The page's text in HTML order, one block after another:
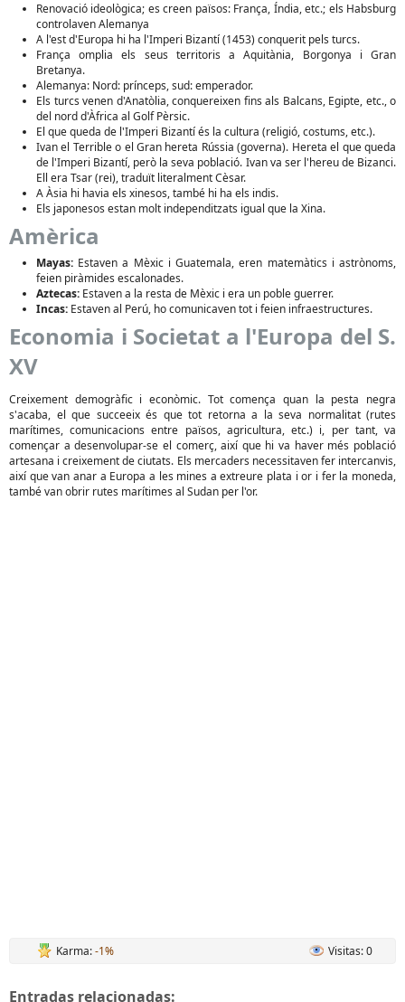
Renovació ideològica; es creen països: França, Índia, etc.; els Habsburg
controlaven Alemanya
A l'est d'Europa hi ha l'Imperi Bizantí (1453) conquerit pels turcs.
França omplia els seus territoris a Aquitània, Borgonya i Gran
Bretanya.
Alemanya: Nord: prínceps, sud: emperador.
Els turcs venen d'Anatòlia, conquereixen fins als Balcans, Egipte, etc., o
del nord d'Àfrica al Golf Pèrsic.
El que queda de l'Imperi Bizantí és la cultura (religió, costums, etc.).
Ivan el Terrible o el Gran hereta Rússia (governa). Hereta el que queda
de l'Imperi Bizantí, però la seva població. Ivan va ser l'hereu de Bizanci.
Ell era Tsar (rei), traduït literalment Cèsar.
A Àsia hi havia els xinesos, també hi ha els indis.
Els japonesos estan molt independitzats igual que la Xina.
Amèrica
Mayas: Estaven a Mèxic i Guatemala, eren matemàtics i astrònoms,
feien piràmides escalonades.
Aztecas: Estaven a la resta de Mèxic i era un poble guerrer.
Incas: Estaven al Perú, ho comunicaven tot i feien infraestructures.
Economia i Societat a l'Europa del S.
XV
Creixement demogràfic i econòmic. Tot comença quan la pesta negra
s'acaba, el que succeeix és que tot retorna a la seva normalitat (rutes
marítimes, comunicacions entre països, agricultura, etc.) i, per tant, va
començar a desenvolupar-se el comerç, així que hi va haver més població
artesana i creixement de ciutats. Els mercaders necessitaven fer intercanvis,
així que van anar a Europa a les mines a extreure plata i or i fer la moneda,
també van obrir rutes marítimes al Sudan per l'or.
Karma:-1% Visitas: 0
Entradas relacionadas: